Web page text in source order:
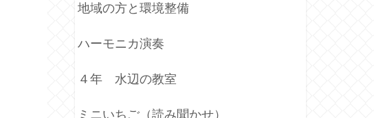
地域の方と環境整備
ハーモニカ演奏
４年 水辺の教室
ミニいちご（読み聞かせ）